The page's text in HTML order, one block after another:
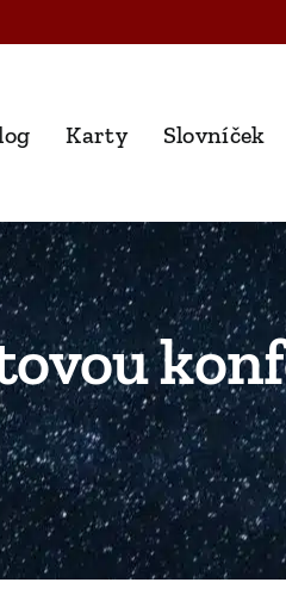
Karty Slovníček